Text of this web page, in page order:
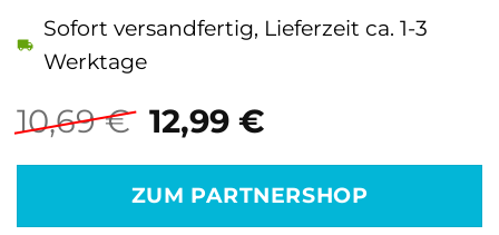
10,69€ Ursprünglicher
Preis
war:
10,69 €
12,99 €Aktueller
ist:
12,99 €.
Sofort versandfertig, Lieferzeit ca. 1-3
Werktage
ZUM PARTNERSHOP